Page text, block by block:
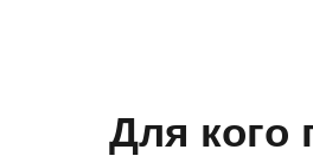
Для кого